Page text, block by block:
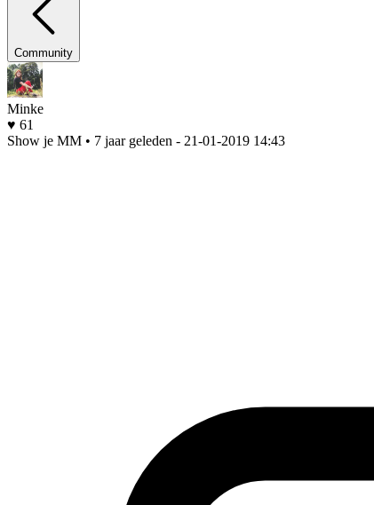
Community
Minke
♥ 61
Show je MM • 7 jaar geleden - 21-01-2019 14:43